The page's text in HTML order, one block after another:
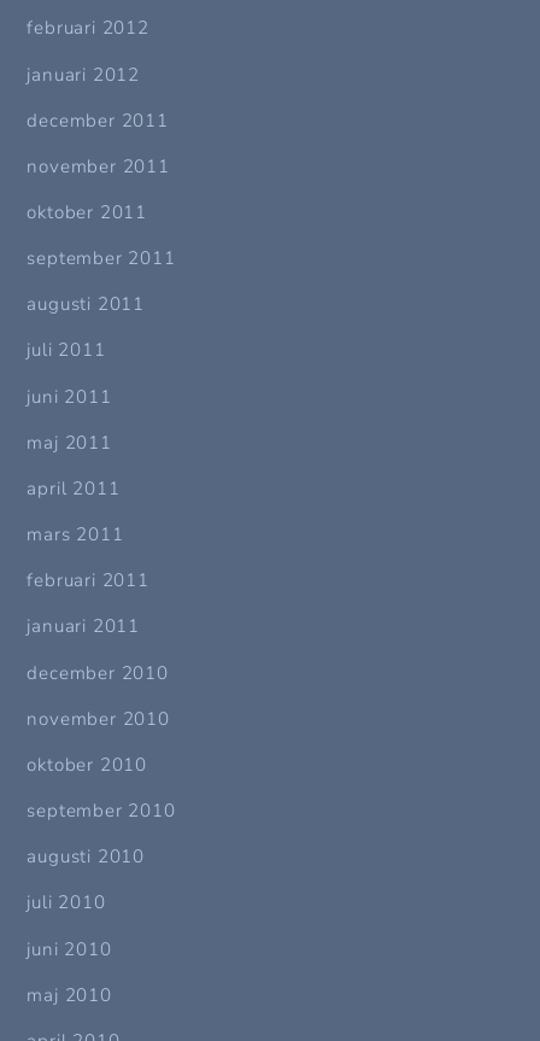
februari 2012
januari 2012
december 2011
november 2011
oktober 2011
september 2011
augusti 2011
juli 2011
juni 2011
maj 2011
april 2011
mars 2011
februari 2011
januari 2011
december 2010
november 2010
oktober 2010
september 2010
augusti 2010
juli 2010
juni 2010
maj 2010